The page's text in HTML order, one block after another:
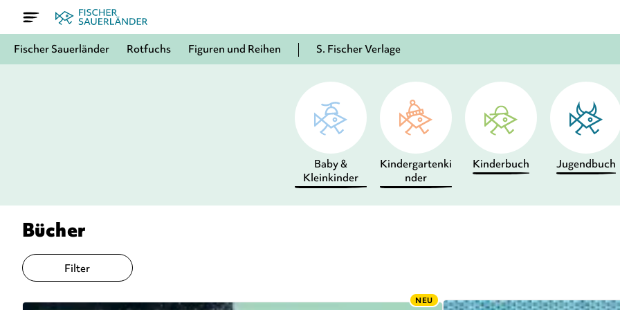
Fischer Sauerländer Rotfuchs Figuren und Reihen S. Fischer Verlage
Bücher
Baby &
Kleinkinder
Kindergartenki
nder
Kinderbuch Jugendbuch
Filter
NEU